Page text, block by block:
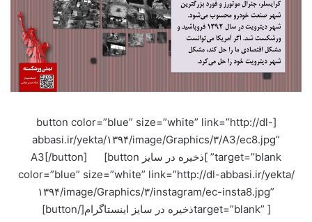
[button color=”blue” size=”white” link=”http://dl-
abbasi.ir/yekta/۱۳۹۴/image/Graphics/۳/A3/ec8.jpg”
target=”blank” ]ذخیره در سایز A3[/button] [button
color=”blue” size=”white” link=”http://dl-abbasi.ir/yekta/
۱۳۹۴/image/Graphics/۳/instagram/ec-insta8.jpg”
target=”blank” ]ذخیره در سایز اینستاگرام[/button]